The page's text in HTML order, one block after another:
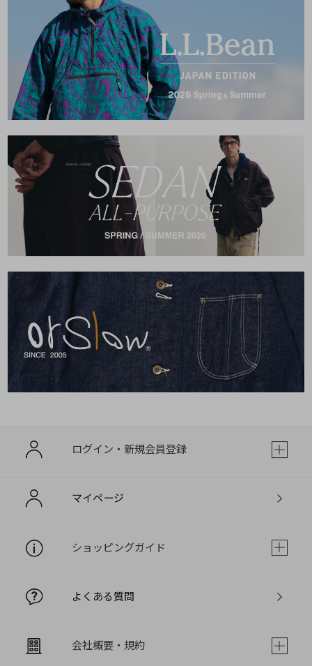
ログイン・新規会員登録
マイページ
ショッピングガイド
よくある質問
会社概要・規約